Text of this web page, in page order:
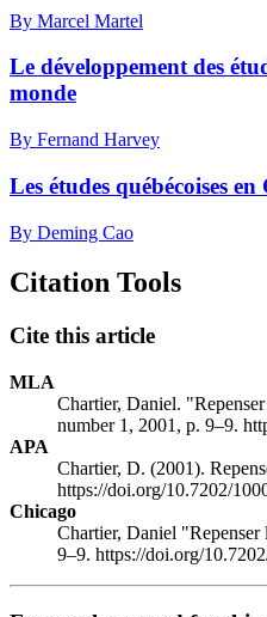
By Marcel Martel
Le développement des
monde
By Fernand Harvey
Les études québécoises en
By Deming Cao
Citation Tools
Cite this article
MLA
Chartier, Daniel.
number 1, 2001, p. 9–9.
APA
Chartier, D. (2001).
https://doi.org/10.7202/
Chicago
Chartier, Daniel "Repenser
9–9. https://doi.org/